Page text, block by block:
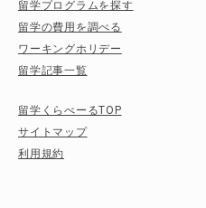
留学プログラムを探す
留学の費用を調べる
ワーキングホリデー
留学記事一覧
留学くらべーるTOP
サイトマップ
利用規約